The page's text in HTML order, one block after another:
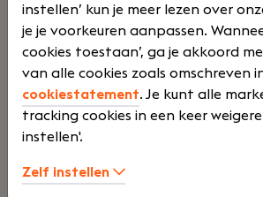
laatste tosti op woensdag.Wij zijn
het MKB: van bouw tot
metaal tot dienstverlening. We
betrokken en werken zonder
wel met plezier en
Lees verder>
Haaften
instellen’ kun je meer lezen over
je je voorkeuren aanpassen.
cookies toestaan’, ga je akkoord
van alle cookies zoals omschreven
cookiestatement. Je kunt alle
tracking cookies in een keer
instellen'.
Zelf instellen